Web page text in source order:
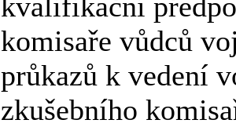
komisaře vůdců
průkazů k vedení
zkušebního